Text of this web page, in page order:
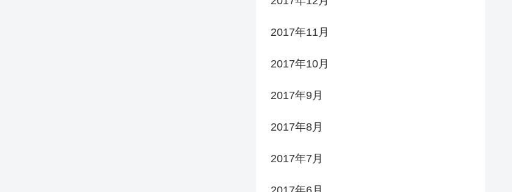
2017年11月
2017年10月
2017年9月
2017年8月
2017年7月